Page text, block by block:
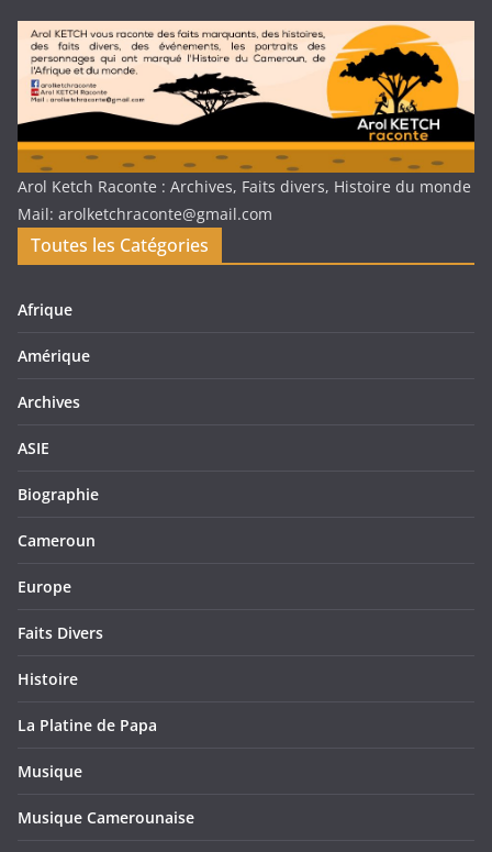
Arol Ketch Raconte : Archives, Faits divers, Histoire du monde
Mail: arolketchraconte@gmail.com
Toutes les Catégories
Afrique
Amérique
Archives
ASIE
Biographie
Cameroun
Europe
Faits Divers
Histoire
La Platine de Papa
Musique
Musique Camerounaise